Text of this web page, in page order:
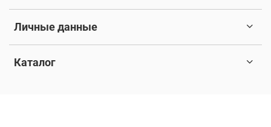
Личные данные
Каталог